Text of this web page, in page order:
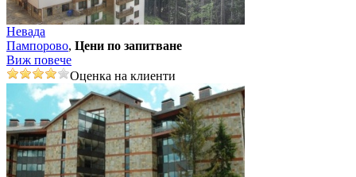
Невада
Пампорово, Цени по запитване
Виж повече
Оценка на клиенти